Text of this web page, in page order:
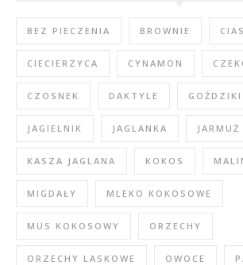
BEZ PIECZENIA BROWNIE
CIECIERZYCA CYNAMON
CZOSNEK DAKTYLE GOŹDZIKI
JAGIELNIK JAGLANKA JARMUŻ
KASZA JAGLANA KOKOS
MIGDAŁY MLEKO KOKOSOWE
MUS KOKOSOWY ORZECHY
ORZECHY LASKOWE OWOCE